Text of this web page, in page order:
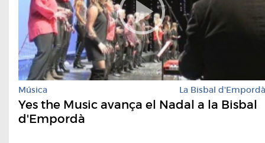
Música La Bisbal d'Empordà
Yes the Music avança el Nadal a la Bisbal
d'Empordà